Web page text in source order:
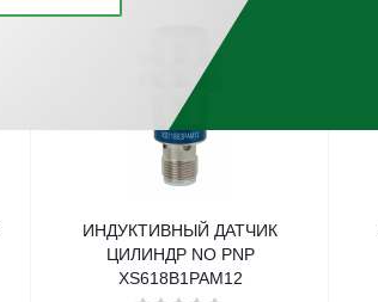
ИНДУКТИВНЫЙ ДАТЧИК
ЦИЛИНДР NO PNP
XS618B1PAM12